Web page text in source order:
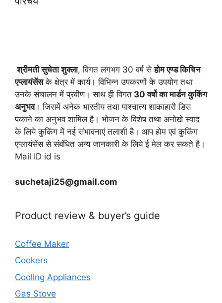
श्रीमती सुचेता शुक्ला, विगत लगभग 30 वर्ष सेहोम एण्ड किचिन
एप्लायंसेंसके क्षेत्र में कार्य। विभिन्न उपकरणों के उपयोग तथा
उनके संचालन में प्रवीण। साथ ही विगत 30 वर्षो का मार्डन कुकिंग
अनुभव। जिसमें अनेक भारतीय तथा पाश्चात्य शाकाहारी डिस
पकाने का अनुभव शामिल है। भोजन के विशेष तथा अनोखे स्वाद
के लिये कुकिंग में नई संभावनाएं तलाशी है। आप होम एवं कुकिंग
एप्लायंसेंस से संबंधित अन्य जानकारी के लिये ई मेल कर सकते है।
Mail ID id is
suchetaji25@gmail.com
Product review & buyer’s guide
Coffee Maker
Cookers
Cooling Appliances
Gas Stove